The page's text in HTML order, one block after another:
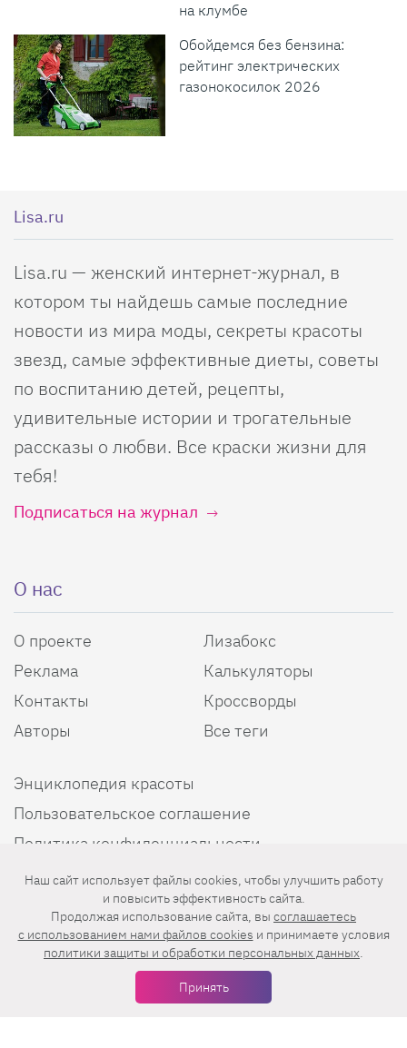
на клумбе
Обойдемся без бензина:
рейтинг электрических
газонокосилок 2026
Lisa.ru
Lisa.ru — женский интернет-журнал, в
котором ты найдешь самые последние
новости из мира моды, секреты красоты
звезд, самые эффективные диеты, советы
по воспитанию детей, рецепты,
удивительные истории и трогательные
рассказы о любви. Все краски жизни для
тебя!
Подписаться на журнал
О нас
О проекте
Реклама
Контакты
Авторы
Лизабокс
Калькуляторы
Кроссворды
Все теги
Энциклопедия красоты
Пользовательское соглашение
Политика конфиденциальности
Мы в соцсетях
Наш сайт использует файлы cookies, чтобы улучшить работу
и повысить эффективность сайта.
Продолжая использование сайта, вы соглашаетесь
c использованием нами файлов cookies и принимаете условия
политики защиты и обработки персональных данных.
Принять